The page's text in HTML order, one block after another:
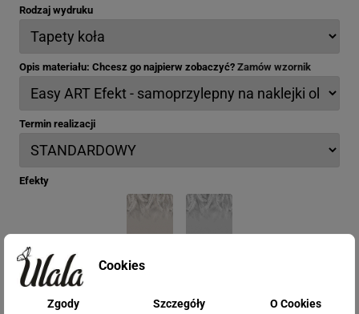
Rodzaj wydruku
Opis materiału: Chcesz go najpierw zobaczyć? Zamów wzornik
Termin realizacji
Efekty
Cookies
Zgody Szczegóły O Cookies